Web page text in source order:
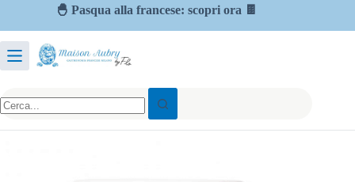
🐣 Pasqua alla francese: scopri ora 🍫